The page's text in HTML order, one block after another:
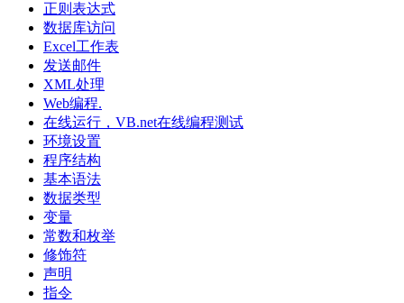
正则表达式
数据库访问
Excel工作表
发送邮件
XML处理
Web编程.
在线运行，VB.net在线编程测试
环境设置
程序结构
基本语法
数据类型
变量
常数和枚举
修饰符
声明
指令